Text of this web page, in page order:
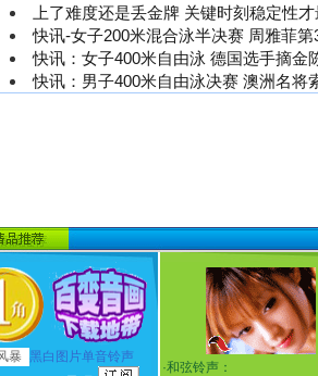
上了难度还是丢金牌 关键时刻稳定性
快讯-女子200米混合泳半决赛 周雅菲第
快讯：女子400米自由泳 德国选手摘金
快讯：男子400米自由泳决赛 澳洲名将
暴
黑白图片单音铃声
·和弦铃声：